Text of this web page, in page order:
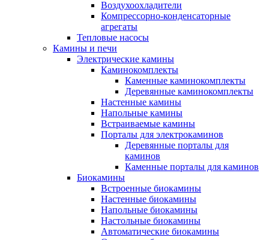
Воздухоохладители
Компрессорно-конденсаторные
агрегаты
Тепловые насосы
Камины и печи
Электрические камины
Каминокомплекты
Каменные каминокомплекты
Деревянные каминокомплекты
Настенные камины
Напольные камины
Встраиваемые камины
Порталы для электрокаминов
Деревянные порталы для
каминов
Каменные порталы для каминов
Биокамины
Встроенные биокамины
Настенные биокамины
Напольные биокамины
Настольные биокамины
Автоматические биокамины